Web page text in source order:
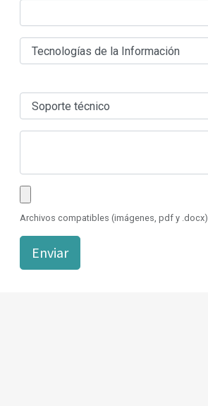
Archivos compatibles (imágenes, pdf y .docx)
Enviar